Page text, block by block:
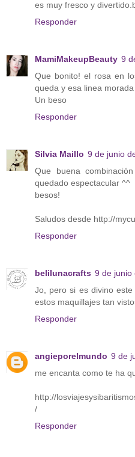
es muy fresco y
Responder
MamiMakeupBeauty 9
Que bonito! el rosa en
queda y esa linea
Un beso
Responder
Silvia Maillo 9 de junio
Que buena
quedado espectacular ^^
besos!
Saludos desde http://
Responder
belilunacrafts 9 de junio
Jo, pero si es divino
estos maquillajes tan
Responder
angieporelmundo 9 de
me encanta como te ha
http://
/
Responder